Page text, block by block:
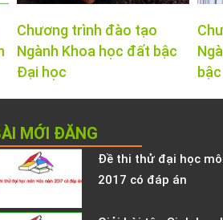
Chương trình đào tạo
Ngành Khoa học đất bậc
Đại học
MỚI ĐĂNG
Đề thi thử đại học
2017 có đáp án